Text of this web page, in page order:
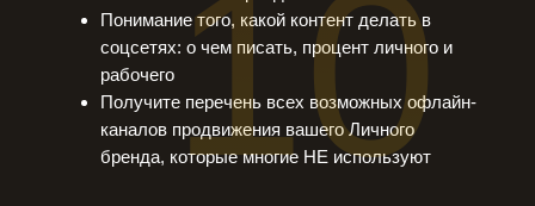
Понимание того, какой контент делать в
соцсетях: о чем писать, процент личного и
рабочего
Получите перечень всех возможных офлайн-
каналов продвижения вашего Личного
бренда, которые многие НЕ используют
10